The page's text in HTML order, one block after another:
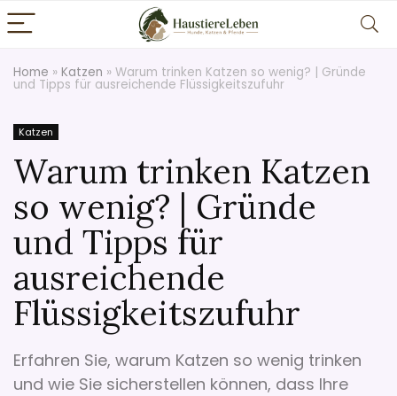
Home » Katzen » Warum trinken Katzen so wenig? | Gründe
und Tipps für ausreichende Flüssigkeitszufuhr
Katzen
Warum trinken Katzen
so wenig? | Gründe
und Tipps für
ausreichende
Flüssigkeitszufuhr
Erfahren Sie, warum Katzen so wenig trinken
und wie Sie sicherstellen können, dass Ihre